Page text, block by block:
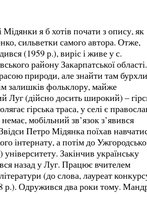
Мідянки я б хотів почати з опису, як
сильветки самого автора. Отже,
(1959 р.), виріс і живе у с.
району Закарпатської області.
природи, але знайти там
залишків фольклору, майже
(дійсно досить широкий) –
гірська траса, у селі є
мобільний зв’язок з’явився
Петро Мідянка поїхав
інтернату, а потім до
Закінчив українську
назад у Луг. Працює вчителем
(до слова, лауреат
р.). Одружився два роки тому.